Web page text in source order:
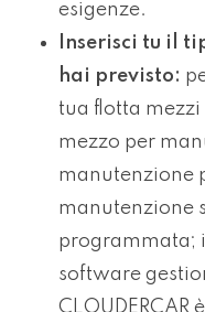
esigenze.
Inserisci tu il
hai previsto:
tua flotta
mezzo per
manutenzione
manutenzione
programmata;
software
CLOUDERCAR